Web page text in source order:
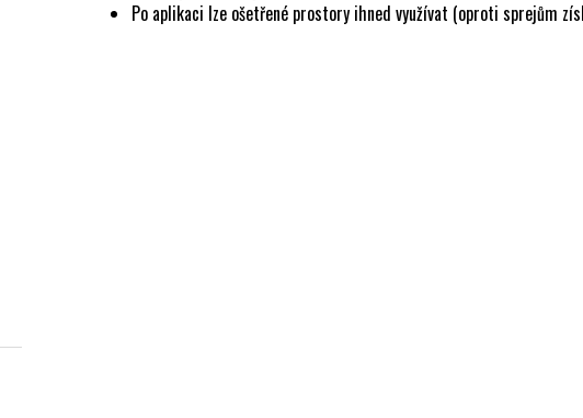
Po aplikaci lze ošetřené prostory ihned využívat (oproti sprejům